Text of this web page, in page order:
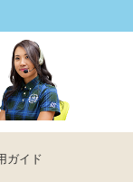
ガイド